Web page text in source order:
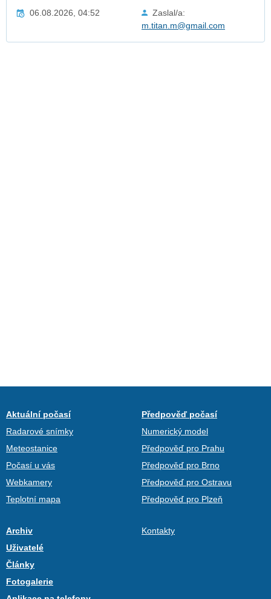
06.08.2026, 04:52
Zaslal/a:
m.titan.m@gmail.com
Aktuální počasí
Radarové snímky
Meteostanice
Počasí u vás
Webkamery
Teplotní mapa
Předpověď počasí
Numerický model
Předpověď pro Prahu
Předpověď pro Brno
Předpověď pro Ostravu
Předpověď pro Plzeň
Archiv
Uživatelé
Články
Fotogalerie
Kontakty